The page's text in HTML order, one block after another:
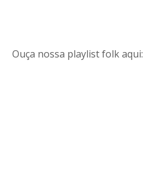
Ouça nossa playlist folk aqui: